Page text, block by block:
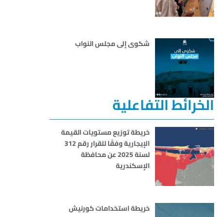
شكوى إلى مجلس النواب
الخرائط التفاعلية
خريطة توزيع مستويات القيمة
الإيجارية وفقًا للقرار رقم 312
لسنة 2025 عن محافظة
الإسكندرية
خريطة استخدامات كورنيش